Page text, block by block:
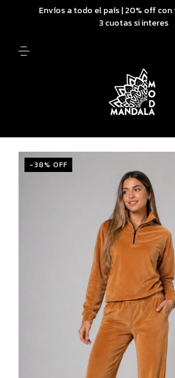
Envíos a todo el país | 20% off
3 cuotas si interes
-38% OFF